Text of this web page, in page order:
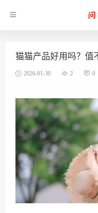
猫猫产品好用吗？值
2026-01-30 2 0